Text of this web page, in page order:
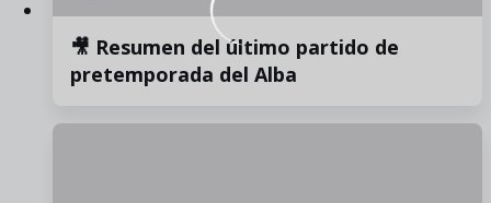
🎥 Resumen del último partido de
pretemporada del Alba